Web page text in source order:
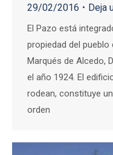
29/02/2016
Deja
El Pazo está
propiedad del
Marqués de Alcedo,
el año 1924. El
rodean, constituye
orden